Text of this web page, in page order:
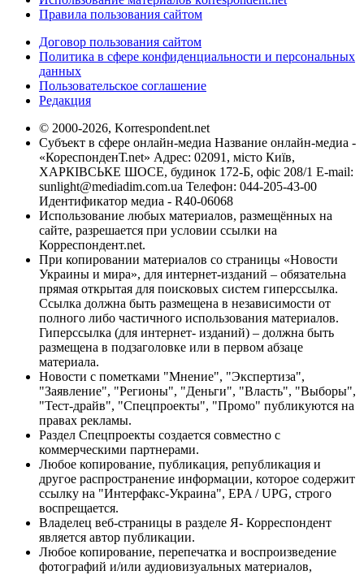
Правила пользования сайтом
Договор пользования сайтом
Политика в сфере конфиденциальности и персональных
данных
Пользовательское соглашение
Редакция
© 2000-2026, Korrespondent.net
Субъект в сфере онлайн-медиа Название онлайн-медиа -
«КореспонденТ.net» Адрес: 02091, місто Київ,
ХАРКІВСЬКЕ ШОСЕ, будинок 172-Б, офіс 208/1 E-mail:
sunlight@mediadim.com.ua Телефон: 044-205-43-00
Идентификатор медиа - R40-06068
Использование любых материалов, размещённых на
сайте, разрешается при условии ссылки на
Корреспондент.net.
При копировании материалов со страницы «Новости
Украины и мира», для интернет-изданий – обязательна
прямая открытая для поисковых систем гиперссылка.
Ссылка должна быть размещена в независимости от
полного либо частичного использования материалов.
Гиперссылка (для интернет- изданий) – должна быть
размещена в подзаголовке или в первом абзаце
материала.
Новости с пометками "Мнение", "Экспертиза",
"Заявление", "Регионы", "Деньги", "Власть", "Выборы",
"Тест-драйв", "Спецпроекты", "Промо" публикуются на
правах рекламы.
Раздел Спецпроекты создается совместно с
коммерческими партнерами.
Любое копирование, публикация, републикация и
другое распространение информации, которое содержит
ссылку на "Интерфакс-Украина", EPA / UPG, строго
воспрещается.
Владелец веб-страницы в разделе Я- Корреспондент
является автор публикации.
Любое копирование, перепечатка и воспроизведение
фотографий и/или аудиовизуальных материалов,